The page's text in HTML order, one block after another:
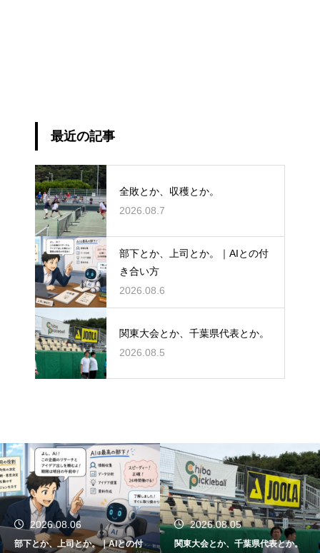
最近の記事
全敗とか、収穫とか。
2026.08.7
部下とか、上司とか。｜AIとの付
き合い方
2026.08.6
関東大会とか、千葉県代表とか。
2026.08.5
AIとの付
2026.08.05
関東大会とか、千葉県代表とか。
2026.08.04
SOLINCO HYPER-G